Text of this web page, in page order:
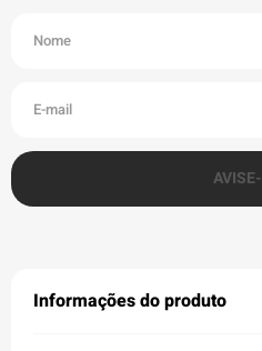
Informações do produto